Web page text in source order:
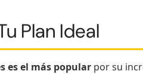
Plan Ideal
es el más popular por su